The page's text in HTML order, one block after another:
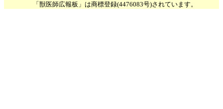
「獣医師広報板」は商標登録(4476083号)されています。